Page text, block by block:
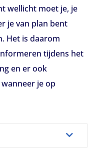
wellicht moet je, je
je van plan bent
Het is daarom
tijdens het
en er ook
je op